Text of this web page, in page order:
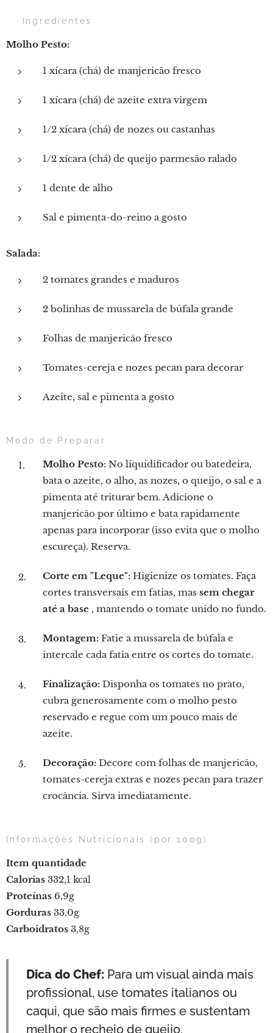
🛒 Ingredientes
Molho Pesto:
1 xícara (chá) de manjericão fresco
1 xícara (chá) de azeite extra virgem
1/2 xícara (chá) de nozes ou castanhas
1/2 xícara (chá) de queijo parmesão ralado
1 dente de alho
Sal e pimenta-do-reino a gosto
Salada:
2 tomates grandes e maduros
2 bolinhas de mussarela de búfala grande
Folhas de manjericão fresco
Tomates-cereja e nozes pecan para decorar
Azeite, sal e pimenta a gosto
Modo de Preparar
Molho Pesto: No liquidificador ou batedeira,
bata o azeite, o alho, as nozes, o queijo, o sal e a
pimenta até triturar bem. Adicione o
manjericão por último e bata rapidamente
apenas para incorporar (isso evita que o molho
escureça). Reserva.
Corte em "Leque": Higienize os tomates. Faça
cortes transversais em fatias, mas sem chegar
até a base , mantendo o tomate unido no fundo.
Montagem: Fatie a mussarela de búfala e
intercale cada fatia entre os cortes do tomate.
Finalização: Disponha os tomates no prato,
cubra generosamente com o molho pesto
reservado e regue com um pouco mais de
azeite.
Decoração: Decore com folhas de manjericão,
tomates-cereja extras e nozes pecan para trazer
crocância. Sirva imediatamente.
Informações Nutricionais (por 100g)
Item quantidade
Calorias 332,1 kcal
Proteínas 6,9g
Gorduras 33,0g
Carboidratos 3,8g
Dica do Chef: Para um visual ainda mais
profissional, use tomates italianos ou
caqui, que são mais firmes e sustentam
melhor o recheio de queijo.